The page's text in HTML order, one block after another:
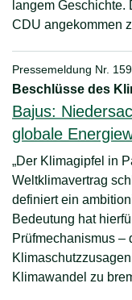
langem
CDU angekommen
Pressemeldung Nr.
Beschlüsse des
Bajus:
globale
„Der Klimagipfel in
Weltklimavertrag
definiert ein
Bedeutung hat
Prüfmechanismus –
Klimawandel zu